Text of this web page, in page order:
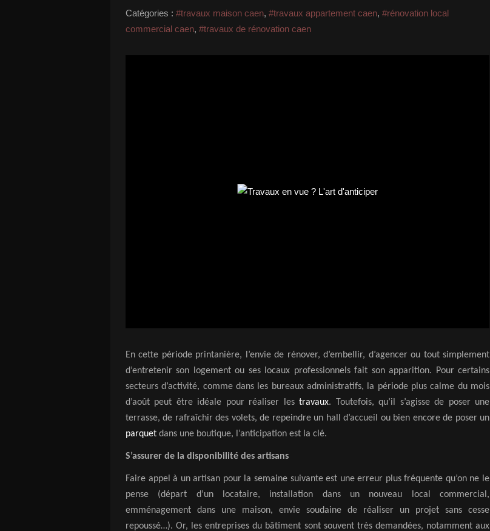
Catégories : #travaux maison caen, #travaux appartement caen, #rénovation local
commercial caen, #travaux de rénovation caen
En cette période printanière, l’envie de rénover, d’embellir, d’agencer ou tout simplement
d’entretenir son logement ou ses locaux professionnels fait son apparition. Pour certains
secteurs d’activité, comme dans les bureaux administratifs, la période plus calme du mois
d’août peut être idéale pour réaliser lestravaux. Toutefois, qu’il s’agisse de poser une
terrasse, de rafraîchir des volets, de repeindre un hall d’accueil ou bien encore de poser un
parquet dans une boutique, l’anticipation est la clé.
S’assurer de la disponibilité des artisans
Faire appel à un artisan pour la semaine suivante est une erreur plus fréquente qu’on ne le
pense (départ d’un locataire, installation dans un nouveau local commercial,
emménagement dans une maison, envie soudaine de réaliser un projet sans cesse
repoussé…). Or, les entreprises du bâtiment sont souvent très demandées, notamment aux